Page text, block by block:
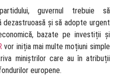
guvernul trebuie să
și să adopte urgent
bazate pe investiții și
vor iniția mai multe moțiuni simple
miniștrilor care au în atribuții
europene.